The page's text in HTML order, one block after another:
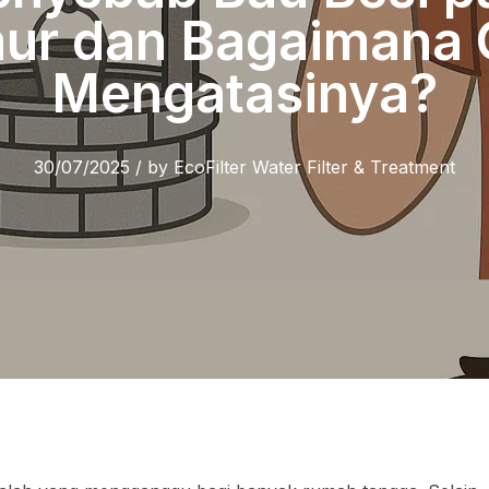
dan Bagaimana
Mengatasinya?
30/07/2025 / by EcoFilter Water Filter & Treatment